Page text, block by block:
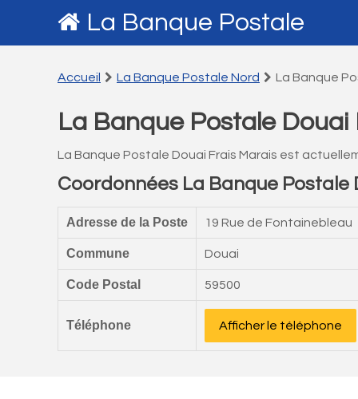
La Banque Postale
Accueil La Banque Postale Nord La Banque
La Banque Postale Douai
La Banque Postale Douai Frais Marais est
Coordonnées La Banque Postale
Adresse de la Poste 19 Rue de Fontainebleau
Commune Douai
Code Postal 59500
Téléphone Afficher le téléphone